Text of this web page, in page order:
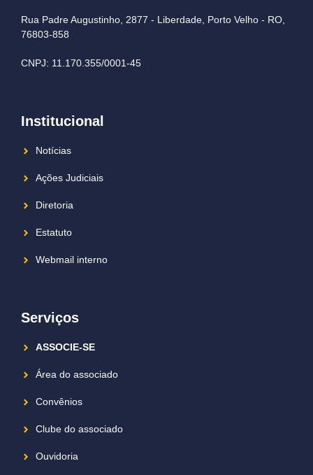
Rua Padre Augustinho, 2877 - Liberdade, Porto Velho - RO,
76803-858
CNPJ: 11.170.355/0001-45
Institucional
Notícias
Ações Judiciais
Diretoria
Estatuto
Webmail interno
Serviços
ASSOCIE-SE
Área do associado
Convênios
Clube do associado
Ouvidoria